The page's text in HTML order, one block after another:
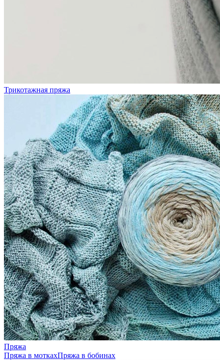
Трикотажная пряжа
Пряжа
Пряжа в моткахПряжа в бобинах